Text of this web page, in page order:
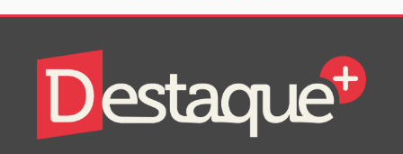
Colunistas
Destaque+
Online